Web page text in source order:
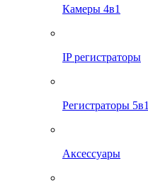
Камеры 4в1
IP регистраторы
Регистраторы 5в1
Аксессуары